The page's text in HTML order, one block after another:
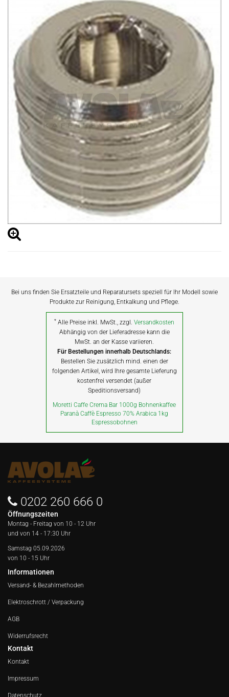
Bei uns finden Sie Ersatzteile und Reparatursets speziell für Ihr Modell sowie
Produkte zur Reinigung, Entkalkung und Pflege.
* Alle Preise inkl. MwSt., zzgl.Versandkosten
Abhängig von der Lieferadresse kann die
MwSt. an der Kasse variieren.
Für Bestellungen innerhalb Deutschlands:
Bestellen Sie zusätzlich mind. einen der
folgenden Artikel, wird Ihre gesamte Lieferung
kostenfrei versendet (außer
Speditionsversand)
Moretti Caffe Crema Bar 1000g Bohnenkaffee
Paranà Caffè Espresso 70% Arabica 1kg
Espressobohnen
0202 260 666 0
Öffnungszeiten
Montag - Freitag von 10 - 12 Uhr
und von 14 - 17:30 Uhr
Samstag 05.09.2026
von 10 - 15 Uhr
Informationen
Versand- & Bezahlmethoden
Elektroschrott / Verpackung
AGB
Widerrufsrecht
Kontakt
Kontakt
Impressum
Datenschutz